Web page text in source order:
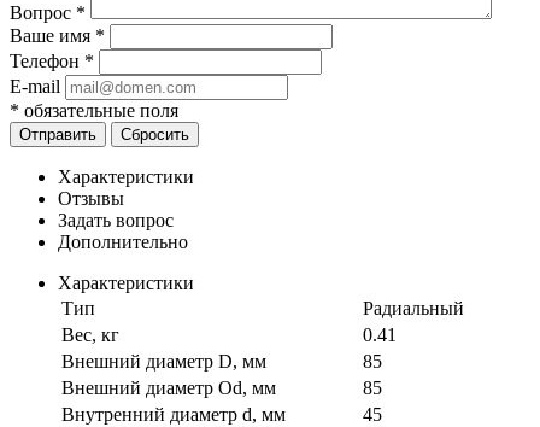
Вопрос *
Ваше имя *
Телефон *
E-mail
* обязательные поля
Отправить Сбросить
Характеристики
Отзывы
Задать вопрос
Дополнительно
Характеристики
Тип
Радиальный
Вес, кг
0.41
Внешний диаметр D, мм
85
Внешний диаметр Od, мм
85
Внутренний диаметр d, мм
45